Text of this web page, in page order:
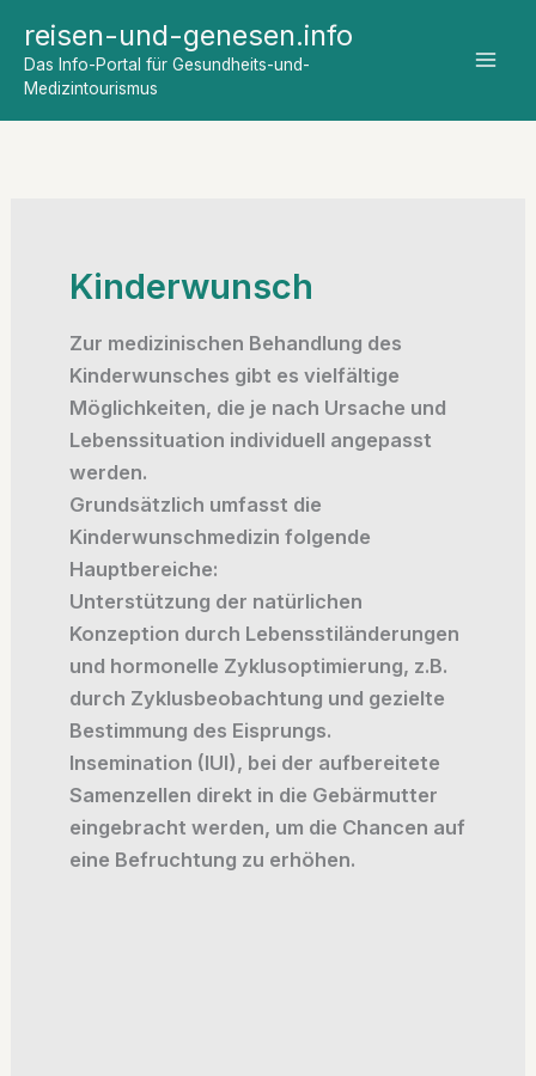
Inhalt
springen
reisen-und-genesen.info
Das Info-Portal für Gesundheits-und-
Medizintourismus
Kinderwunsch
Zur medizinischen Behandlung des
Kinderwunsches gibt es vielfältige
Möglichkeiten, die je nach Ursache und
Lebenssituation individuell angepasst
werden.
Grundsätzlich umfasst die
Kinderwunschmedizin folgende
Hauptbereiche:
Unterstützung der natürlichen
Konzeption durch Lebensstiländerungen
und hormonelle Zyklusoptimierung, z.B.
durch Zyklusbeobachtung und gezielte
Bestimmung des Eisprungs.
Insemination (IUI), bei der aufbereitete
Samenzellen direkt in die Gebärmutter
eingebracht werden, um die Chancen auf
eine Befruchtung zu erhöhen.